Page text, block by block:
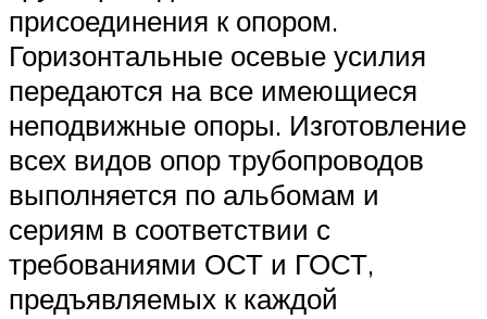
присоединения к опором.
Горизонтальные осевые усилия
передаются на все имеющиеся
неподвижные опоры. Изготовление
всех видов опор трубопроводов
выполняется по альбомам и
сериям в соответствии с
требованиями ОСТ и ГОСТ,
предъявляемых к каждой